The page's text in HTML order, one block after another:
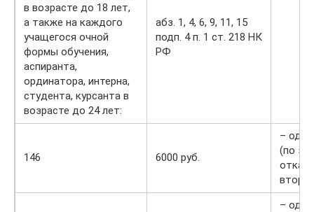
в возрасте до 18 лет,
а также на каждого
учащегося очной
формы обучения,
аспиранта,
ординатора, интерна,
студента, курсанта в
возрасте до 24 лет:
абз. 1, 4, 6, 9, 11, 15
подп. 4 п. 1 ст. 218 НК
РФ
146 6000 руб.
–
(по
–